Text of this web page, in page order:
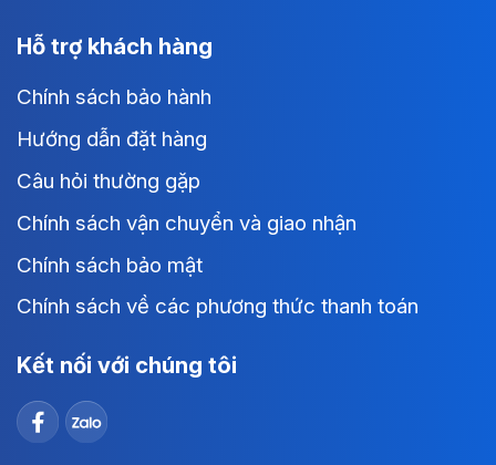
Hỗ trợ khách hàng
Chính sách bảo hành
Hướng dẫn đặt hàng
Câu hỏi thường gặp
Chính sách vận chuyển và giao nhận
Chính sách bảo mật
Chính sách về các phương thức thanh toán
Kết nối với chúng tôi